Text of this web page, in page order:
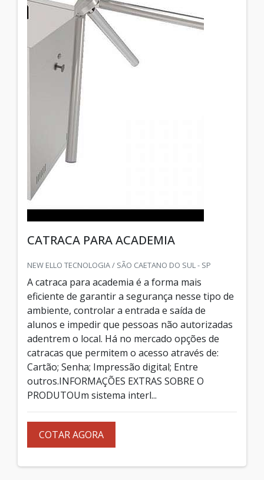
CATRACA PARA ACADEMIA
NEW ELLO TECNOLOGIA / SÃO CAETANO DO SUL - SP
A catraca para academia é a forma mais
eficiente de garantir a segurança nesse tipo de
ambiente, controlar a entrada e saída de
alunos e impedir que pessoas não autorizadas
adentrem o local. Há no mercado opções de
catracas que permitem o acesso através de:
Cartão; Senha; Impressão digital; Entre
outros.INFORMAÇÕES EXTRAS SOBRE O
PRODUTOUm sistema interl...
COTAR AGORA